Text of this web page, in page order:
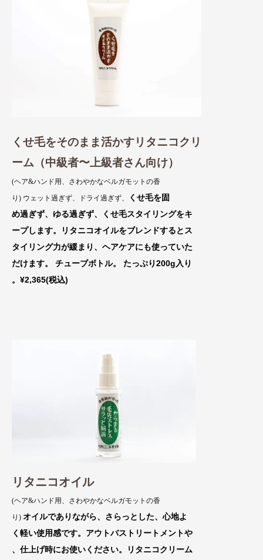
くせ毛をそのまま活かすリタニコクリ
ーム（中級者〜上級者さん向け）
(ヘア&ハンド用、さわやかなベルガモットの香
り) ウェット過ぎず、ドライ過ぎず、
くせ毛を固
め過ぎず、ゆる過ぎず、くせ毛スタイリングをキ
ープします。リタニコオイルをブレンドするとス
タイ リング力が緩まり、ヘアケアにも使っていた
だけます。 チューブボトル。 たっぷり200g入り
。¥2,365(税込)
リタニコオイル
(ヘア&ハンド用、さわやかなベルガモットの香
り) オイルでありながら、さらっとした、心地よ
く軽い使用感です。アウトバスト リートメントや
、仕上げ時にお使いください。リタニコクリーム